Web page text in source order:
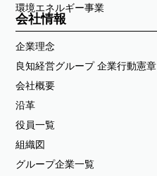
環境エネルギー事業
会社情報
企業理念
良知経営グループ 企業行動憲章
会社概要
沿革
役員一覧
組織図
グループ企業一覧